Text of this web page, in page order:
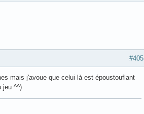
#405
mais j'avoue que celui là est époustouflant
jeu ^^)